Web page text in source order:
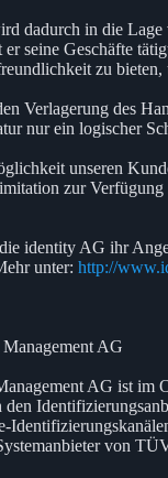
dadurch in die
seine Geschäfte
zu bieten,
Verlagerung des
nur ein logischer
unseren
zur
identity AG ihr
unter: http://
AG
AG ist im
von